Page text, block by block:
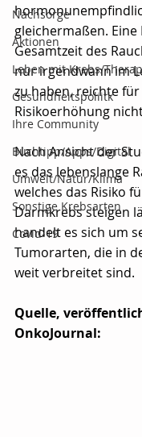
Nachsorge
Aktionen
Leben mit Krebs/
Gesundheitspoliitk
Ihre Community
Buchtipp/Apps/Digital
Umwelt/Natur/Klima
Sonstige Krebsarten
Covid-19
gleichermaßen.
Gesamtzeit des
nur irgendwann im
zu haben, reichte
Risikoerhöhung
Nach Ansicht der
es das lebenslange
welches das Risiko
Darmkrebs steigen
handelt es sich um
Tumorarten, die in
weit verbreitet sind.
Quelle,
OnkoJournal: